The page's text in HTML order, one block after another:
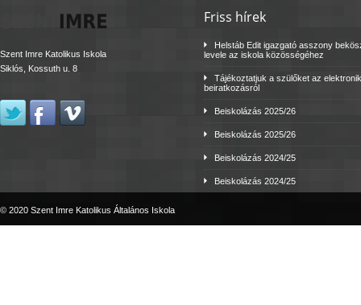
Szent Imre Katolikus Iskola
Siklós, Kossuth u. 8
Friss hírek
Helstáb Edit igazgató asszony
levele az iskola közösségéhez
Tájékoztatjuk a szülőket az
beiratkozásról
Beiskolázás 2025/26
Beiskolázás 2025/26
Beiskolázás 2024/25
Beiskolázás 2024/25
© 2020 Szent Imre Katolikus Általános Iskola